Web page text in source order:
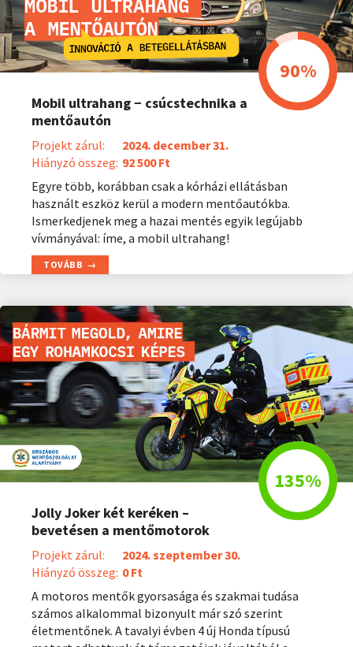
Mobil ultrahang − csúcstechnika a
mentőautón
Projekt zárul:
2024. december 31.
Hiányzó összeg: 92 500 Ft
Egyre több, korábban csak a kórházi ellátásban
használt eszköz kerül a modern mentőautókba.
Ismerkedjenek meg a hazai mentés egyik legújabb
vívmányával: íme, a mobil ultrahang!
TOVÁBB
Jolly Joker két keréken –
bevetésen a mentőmotorok
Projekt zárul:
2024. szeptember 30.
Hiányzó összeg: 0 Ft
A motoros mentők gyorsasága és szakmai tudása
számos alkalommal bizonyult már szó szerint
életmentőnek. A tavalyi évben 4 új Honda típusú